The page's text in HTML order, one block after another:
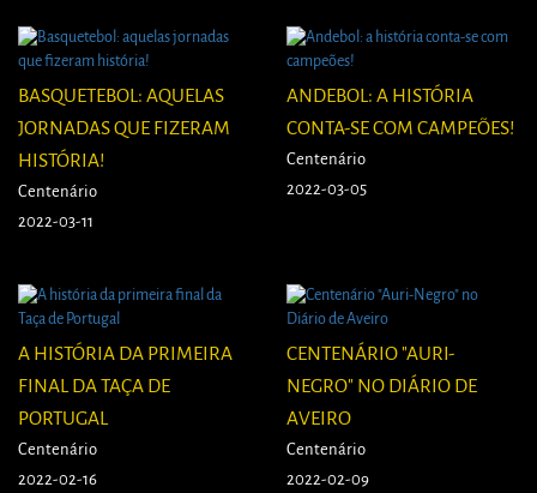
BASQUETEBOL: AQUELAS
JORNADAS QUE FIZERAM
HISTÓRIA!
Centenário
2022-03-11
ANDEBOL: A HISTÓRIA
CONTA-SE COM CAMPEÕES!
Centenário
2022-03-05
A HISTÓRIA DA PRIMEIRA
FINAL DA TAÇA DE
PORTUGAL
Centenário
2022-02-16
CENTENÁRIO "AURI-
NEGRO" NO DIÁRIO DE
AVEIRO
Centenário
2022-02-09